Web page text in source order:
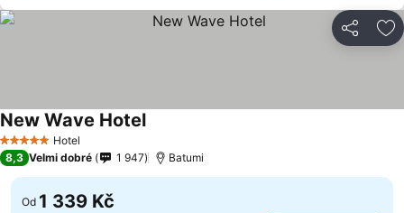
Sdílet
5 Počet hvězdiček
Hotel
New Wave Hotel
8,3 Velmi dobré 1 947 Batumi
Od 1 339 Kč